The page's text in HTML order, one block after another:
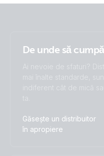
De unde să
Ai nevoie de sfaturi?
mai înalte standarde,
indiferent cât de mică
ta.
Găsește un distribuitor
în apropiere